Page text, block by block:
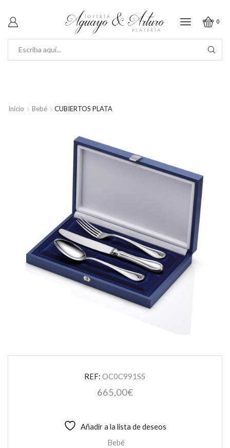
0
Inicio Bebé CUBIERTOS PLATA
REF: OC0C991S5
665,00€
Añadir a la lista de deseos
Bebé